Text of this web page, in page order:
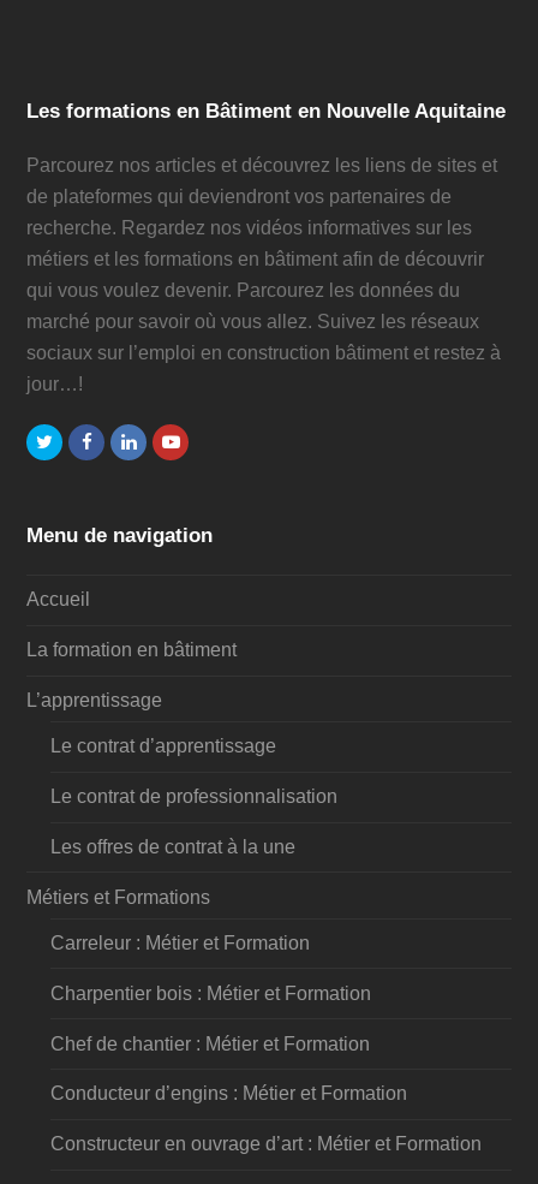
Les formations en Bâtiment en Nouvelle Aquitaine
Parcourez nos articles et découvrez les liens de sites et
de plateformes qui deviendront vos partenaires de
recherche. Regardez nos vidéos informatives sur les
métiers et les formations en bâtiment afin de découvrir
qui vous voulez devenir. Parcourez les données du
marché pour savoir où vous allez. Suivez les réseaux
sociaux sur l’emploi en construction bâtiment et restez à
jour…!
TwitterFacebook
LinkedInYoutube
Menu de navigation
Accueil
La formation en bâtiment
L’apprentissage
Le contrat d’apprentissage
Le contrat de professionnalisation
Les offres de contrat à la une
Métiers et Formations
Carreleur : Métier et Formation
Charpentier bois : Métier et Formation
Chef de chantier : Métier et Formation
Conducteur d’engins : Métier et Formation
Constructeur en ouvrage d’art : Métier et Formation